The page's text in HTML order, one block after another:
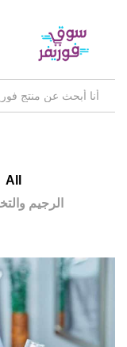
All
الرجيم